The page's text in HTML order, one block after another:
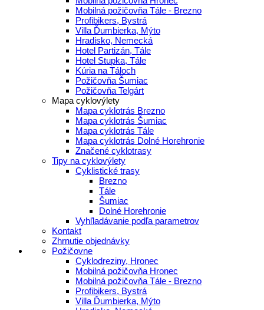
Mobilná požičovňa Tále - Brezno
Profibikers, Bystrá
Villa Ďumbierka, Mýto
Hradisko, Nemecká
Hotel Partizán, Tále
Hotel Stupka, Tále
Kúria na Táloch
Požičovňa Šumiac
Požičovňa Telgárt
Mapa cyklovýlety
Mapa cyklotrás Brezno
Mapa cyklotrás Šumiac
Mapa cyklotrás Tále
Mapa cyklotrás Dolné Horehronie
Značené cyklotrasy
Tipy na cyklovýlety
Cyklistické trasy
Brezno
Tále
Šumiac
Dolné Horehronie
Vyhľladávanie podľa parametrov
Kontakt
Zhrnutie objednávky
Požičovne
Cyklodreziny, Hronec
Mobilná požičovňa Hronec
Mobilná požičovňa Tále - Brezno
Profibikers, Bystrá
Villa Ďumbierka, Mýto